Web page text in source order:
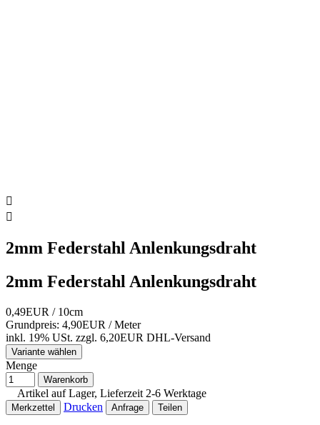


2mm Federstahl Anlenkungsdraht
2mm Federstahl Anlenkungsdraht
0,49EUR / 10cm
Grundpreis: 4,90EUR /Meter
inkl. 19% USt. zzgl. 6,20EUR DHL-Versand
Variante wählen
Menge
Warenkorb
Artikel auf Lager, Lieferzeit 2-6 Werktage
Merkzettel Drucken Anfrage Teilen